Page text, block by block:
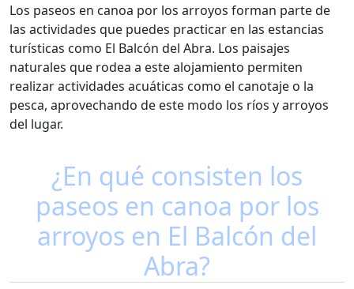
Los paseos en canoa por los arroyos forman parte de
las actividades que puedes practicar en las estancias
turísticas como El Balcón del Abra. Los paisajes
naturales que rodea a este alojamiento permiten
realizar actividades acuáticas como el canotaje o la
pesca, aprovechando de este modo los ríos y arroyos
del lugar.
¿En qué consisten los
paseos en canoa por los
arroyos en El Balcón del
Abra?